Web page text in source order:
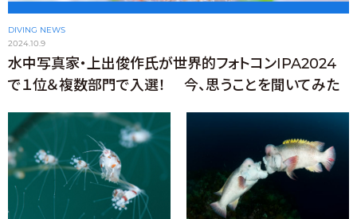
DIVING NEWS
2024.10.9
水中写真家・上出俊作氏が世界的フォトコンIPA2024
で１位＆複数部門で入選！ 今、思うことを聞いてみた